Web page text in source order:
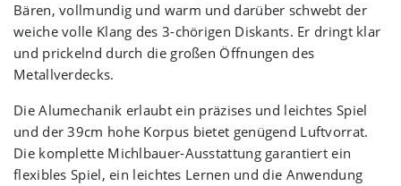
Bären, vollmundig und warm und darüber schwebt der
weiche volle Klang des 3-chörigen Diskants. Er dringt klar
und prickelnd durch die großen Öffnungen des
Metallverdecks.
Die Alumechanik erlaubt ein präzises und leichtes Spiel
und der 39cm hohe Korpus bietet genügend Luftvorrat.
Die komplette Michlbauer-Ausstattung garantiert ein
flexibles Spiel, ein leichtes Lernen und die Anwendung